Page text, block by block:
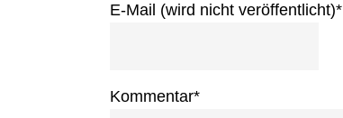
E-Mail (wird nicht veröffentlicht)*
Kommentar*